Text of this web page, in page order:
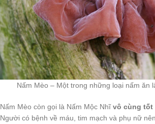
Nấm Mèo – Một trong những loại nấm ăn
Nấm Mèo còn gọi là Nấm Mộc Nhĩvô cùng tốt
Người có bệnh về máu, tim mạch và phụ nữ